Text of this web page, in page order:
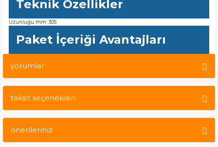
Teknik Özellikler
Uzunluğu mm: 305
Paket İçeriği Avantajları
yorumlar
taksit seçenekleri
önerileriniz